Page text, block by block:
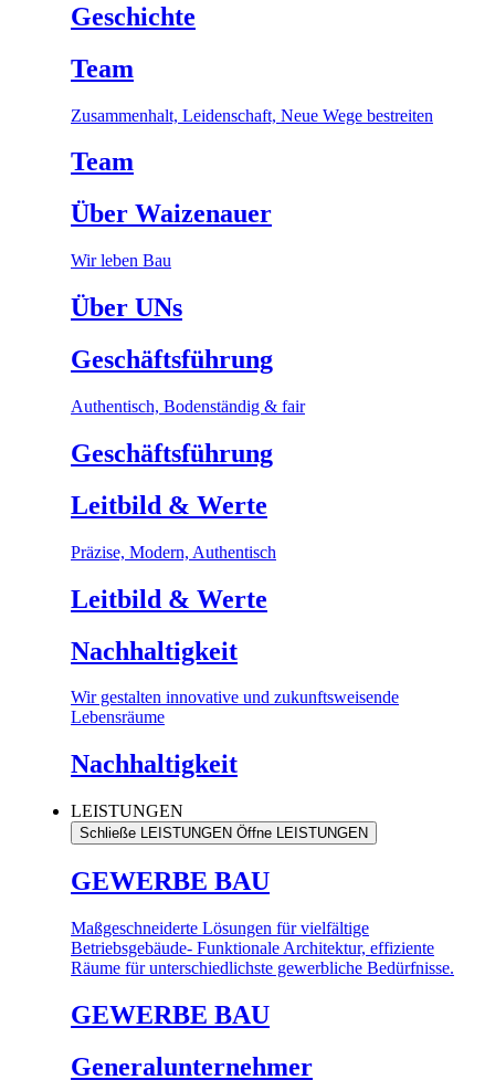
Geschichte
Team
Zusammenhalt, Leidenschaft, Neue Wege bestreiten
Team
Über Waizenauer
Wir leben Bau
Über UNs
Geschäftsführung
Authentisch, Bodenständig & fair
Geschäftsführung
Leitbild & Werte
Präzise, Modern, Authentisch
Leitbild & Werte
Nachhaltigkeit
Wir gestalten innovative und zukunftsweisende
Lebensräume
Nachhaltigkeit
LEISTUNGEN
Schließe LEISTUNGEN Öffne LEISTUNGEN
GEWERBE BAU
Maßgeschneiderte Lösungen für vielfältige
Betriebsgebäude- Funktionale Architektur, effiziente
Räume für unterschiedlichste gewerbliche Bedürfnisse.
GEWERBE BAU
Generalunternehmer